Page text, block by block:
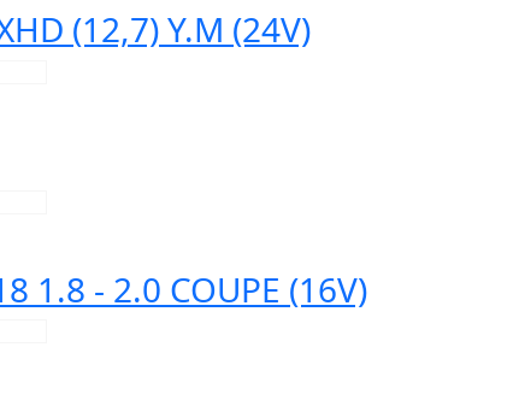
(12,7) Y.M (24V)
1.8 - 2.0 COUPE (16V)